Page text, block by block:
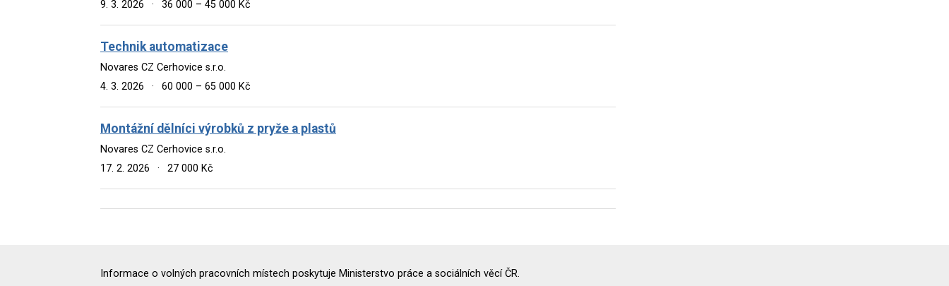
9. 3. 2026
· 36 000 – 45 000 Kč
Technik automatizace
Novares CZ Cerhovice s.r.o.
4. 3. 2026
· 60 000 – 65 000 Kč
Montážní dělníci výrobků z pryže a plastů
Novares CZ Cerhovice s.r.o.
17. 2. 2026
· 27 000 Kč
Informace o volných pracovních místech poskytuje Ministerstvo práce a sociálních věcí ČR.